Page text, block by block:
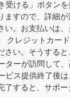
ける」ボタンを
ますので、詳細が
い。お支払いは、
クレジットカー
さい。そうすると
ターが訪問して
ビス提供終了後
了すると、サポー